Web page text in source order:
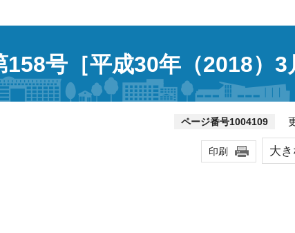
号［平成30年（2018）3
ページ番号1004109 更
印刷 大